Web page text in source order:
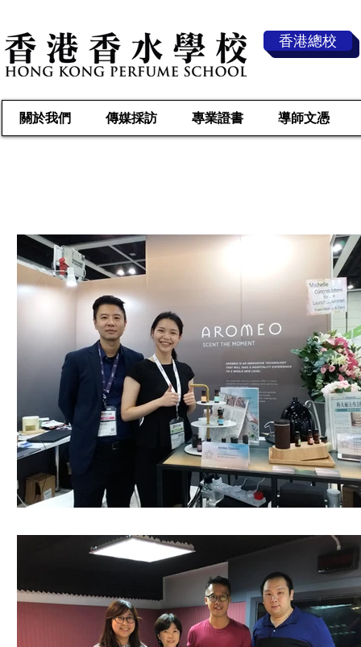
香港總校
關於我們 傳媒採訪 專業證書 導師文憑